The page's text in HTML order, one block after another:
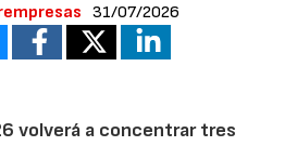
31/07/2026
volverá a concentrar tres